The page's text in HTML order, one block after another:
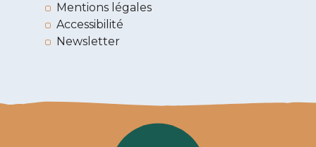
Mentions légales
Accessibilité
Newsletter